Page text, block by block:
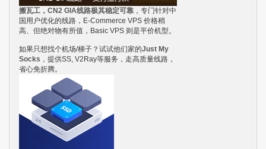
搬瓦工，CN2 GIA线路极其稳定可靠 ，专门针对中
国用户优化的线路，E-Commerce VPS 价格稍
高、但绝对物有所值，Basic VPS 则是平价机型。
如果只想找个机场/梯子？试试他们家的Just My
Socks ，提供SS, V2Ray等服务，走高质量线路，
省心免折腾。